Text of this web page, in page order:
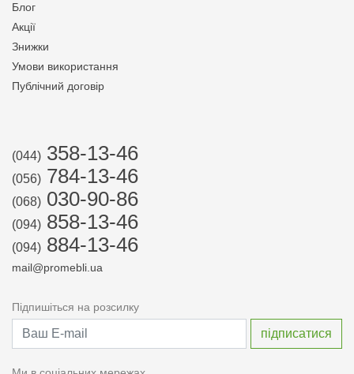
Блог
Акції
Знижки
Умови використання
Публічний договір
(044) 358-13-46
(056) 784-13-46
(068) 030-90-86
(094) 858-13-46
(094) 884-13-46
mail@promebli.ua
Підпишіться на розсилку